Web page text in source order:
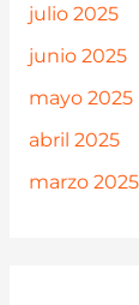
julio 2025
junio 2025
mayo 2025
abril 2025
marzo 2025